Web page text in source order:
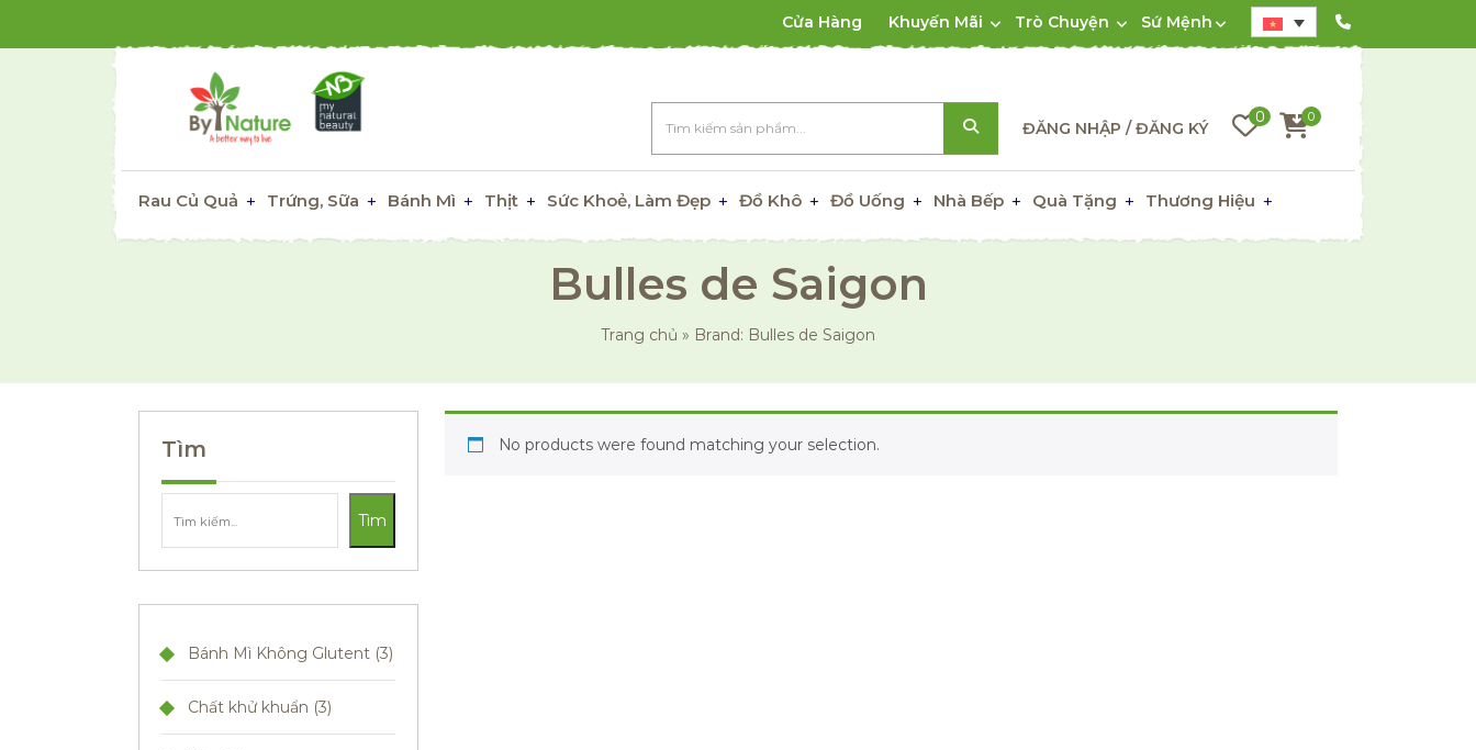
Cửa Hàng Khuyến Mãi Trò Chuyện Sứ Mệnh
ĐĂNG NHẬP / ĐĂNG KÝ
0 0
Rau Củ Quả Trứng, Sữa Bánh Mì Thịt Sức Khoẻ, Làm Đẹp Đồ Khô Đồ Uống Nhà Bếp Quà Tặng Thương Hiệu
Bulles de Saigon
Trang chủ » Brand: Bulles de Saigon
No products were found matching your selection.
Tìm
Tìm
Bánh Mì Không Glutent 3
Chất khử khuẩn 3